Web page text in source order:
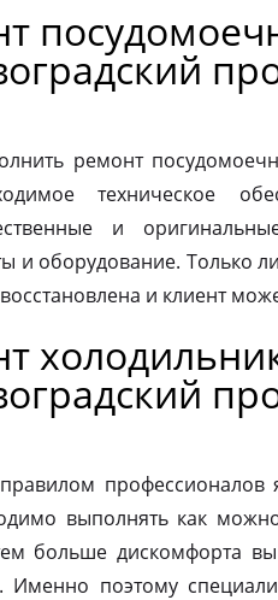
ремонт
техническое
и
и оборудование. Только
и клиент
профессионалов
выполнять как
больше дискомфорта
Именно поэтому